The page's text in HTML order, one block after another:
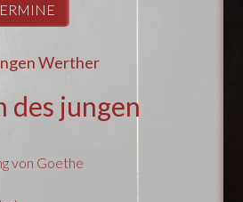
Werther
des jungen
von Goethe